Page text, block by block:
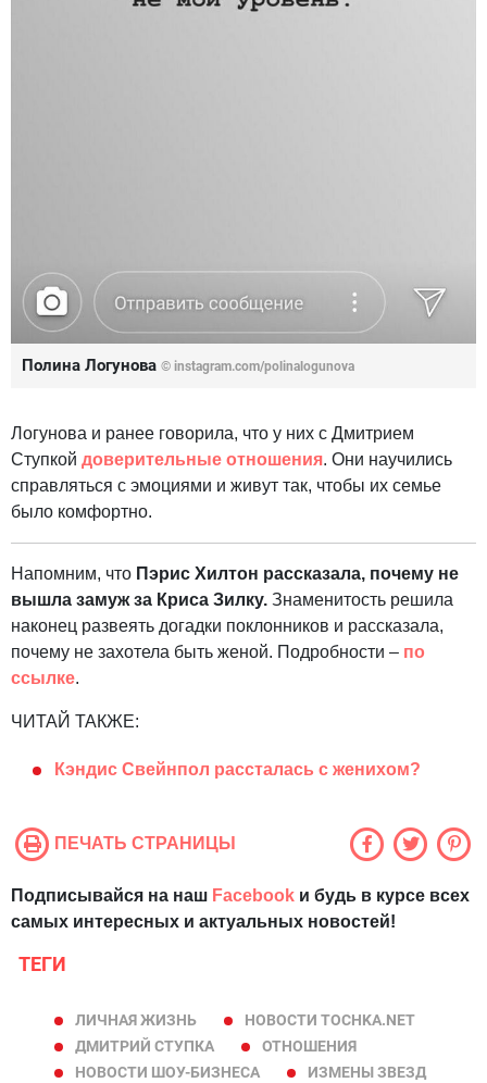
Полина Логунова © instagram.com/polinalogunova
Логунова и ранее говорила, что у них с Дмитрием
Ступкой доверительные отношения. Они научились
справляться с эмоциями и живут так, чтобы их семье
было комфортно.
Напомним, что Пэрис Хилтон рассказала, почему не
вышла замуж за Криса Зилку. Знаменитость решила
наконец развеять догадки поклонников и рассказала,
почему не захотела быть женой. Подробности – по
ссылке.
ЧИТАЙ ТАКЖЕ:
Кэндис Свейнпол рассталась с женихом?
ПЕЧАТЬ СТРАНИЦЫ
Подписывайся на наш Facebook и будь в курсе всех
самых интересных и актуальных новостей!
ТЕГИ
ЛИЧНАЯ ЖИЗНЬ
НОВОСТИ TOCHKA.NET
ДМИТРИЙ СТУПКА
ОТНОШЕНИЯ
НОВОСТИ ШОУ-БИЗНЕСА
ИЗМЕНЫ ЗВЕЗД